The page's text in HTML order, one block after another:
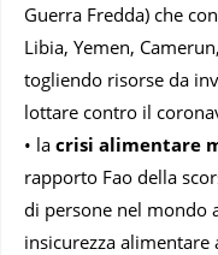
Guerra Fredda) che
Libia, Yemen,
togliendo risorse da
lottare contro il
• la crisi alimentare
rapporto Fao della
di persone nel mondo
insicurezza alimentare